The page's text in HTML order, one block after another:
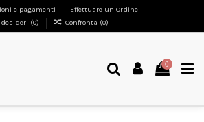
e pagamenti
Effettuare un Ordine
(0) Confronta (0)
0